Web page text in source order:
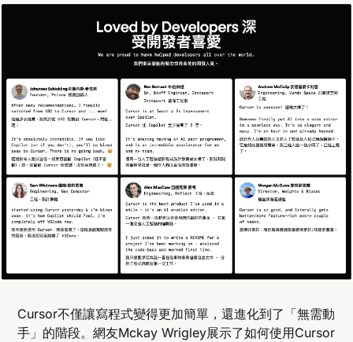
Cursor不僅讓寫程式變得更加簡單，還進化到了「無需動
手」的階段。網友Mckay Wrigley展示了如何使用Cursor